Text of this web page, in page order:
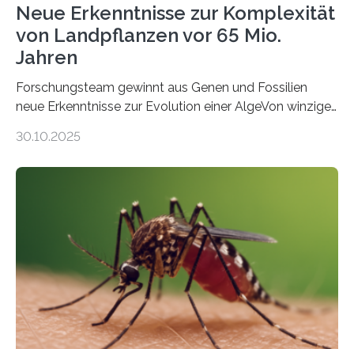
Neue Erkenntnisse zur Komplexität
von Landpflanzen vor 65 Mio.
Jahren
Forschungsteam gewinnt aus Genen und Fossilien
neue Erkenntnisse zur Evolution einer AlgeVon winzigen
Landpflanzen zählen zu den komplexesten
Grünalgen, die vor Hunderten von Millionen Jahren
lebten. Unter den Vorfahren sticht eine Gruppe heraus,
die noch heute in der Natur vorkommt: die
Süßwasseralge Coleochaetophyceae. Einige Arten
dieser Gruppe bilden aus Zellfäden dichte Geflechte
mit scheibenförmiger Gestalt. Was auffällig ist: Die
nächsten…
30.10.2025